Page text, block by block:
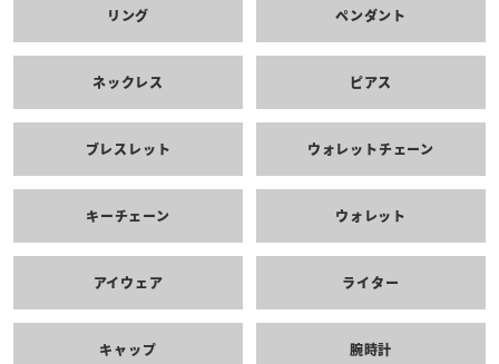
リング ペンダント
ネックレス ピアス
ブレスレット ウォレットチェーン
キーチェーン ウォレット
アイウェア ライター
キャップ 腕時計